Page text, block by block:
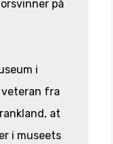
på
i
fra
at
i museets